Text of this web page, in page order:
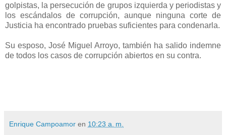
golpistas, la persecución de grupos izquierda y periodistas y
los escándalos de corrupción, aunque ninguna corte de
Justicia ha encontrado pruebas suficientes para condenarla.
Su esposo, José Miguel Arroyo, también ha salido indemne
de todos los casos de corrupción abiertos en su contra.
Enrique Campoamor en 10:23 a. m.